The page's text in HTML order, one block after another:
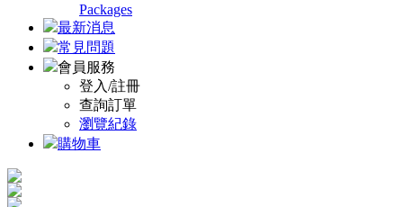
Packages
最新消息
常見問題
會員服務
登入/註冊
查詢訂單
瀏覽紀錄
購物車